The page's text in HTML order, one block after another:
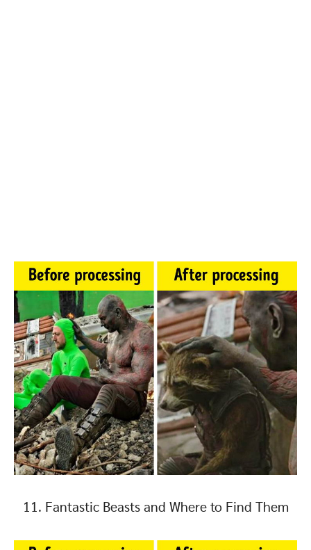
11. Fantastic Beasts and Where to Find Them